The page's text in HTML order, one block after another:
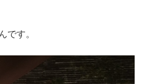
です。